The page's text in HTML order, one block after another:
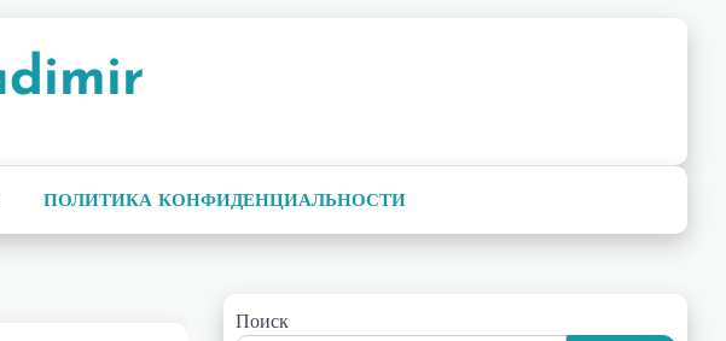
ПОЛИТИКА КОНФИДЕНЦИАЛЬНОСТИ
Поиск